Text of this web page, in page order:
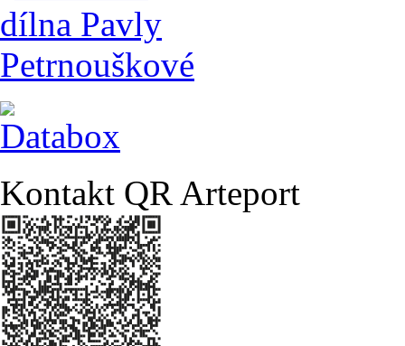
Kontakt QR Arteport